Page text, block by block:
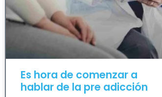
Es hora de comenzar a
hablar de la pre adicción